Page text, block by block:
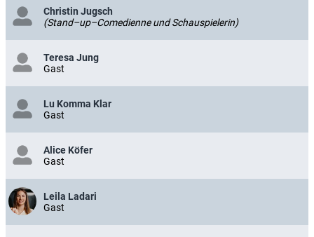
Christin Jugsch
(Stand–up–Comedienne und Schauspielerin)
Teresa Jung
Gast
Lu Komma Klar
Gast
Alice Köfer
Gast
Leila Ladari
Gast